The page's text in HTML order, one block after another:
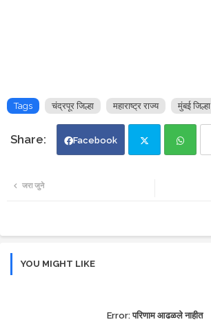
Tags चंद्रपूर जिल्हा महाराष्ट्र राज्य मुंबई जिल्हा
Facebook
r app
जरा जुने
YOU MIGHT LIKE
Error:परिणाम आढळले नाहीत